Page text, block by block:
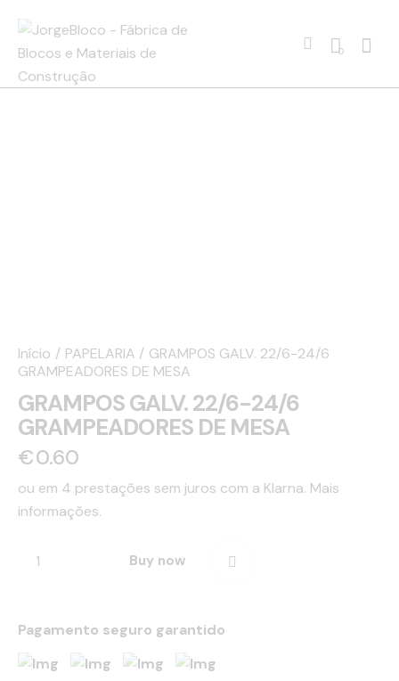
0
Início PAPELARIA
GRAMPOS GALV. 22/6-24/6
GRAMPEADORES DE MESA
GRAMPOS GALV. 22/6-24/6
GRAMPEADORES DE MESA
€0.60
ou em 4 prestações sem juros com a Klarna. Mais
informações.
Buy now
Pagamento seguro garantido